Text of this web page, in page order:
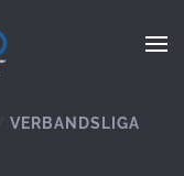
VERBANDSLIGA